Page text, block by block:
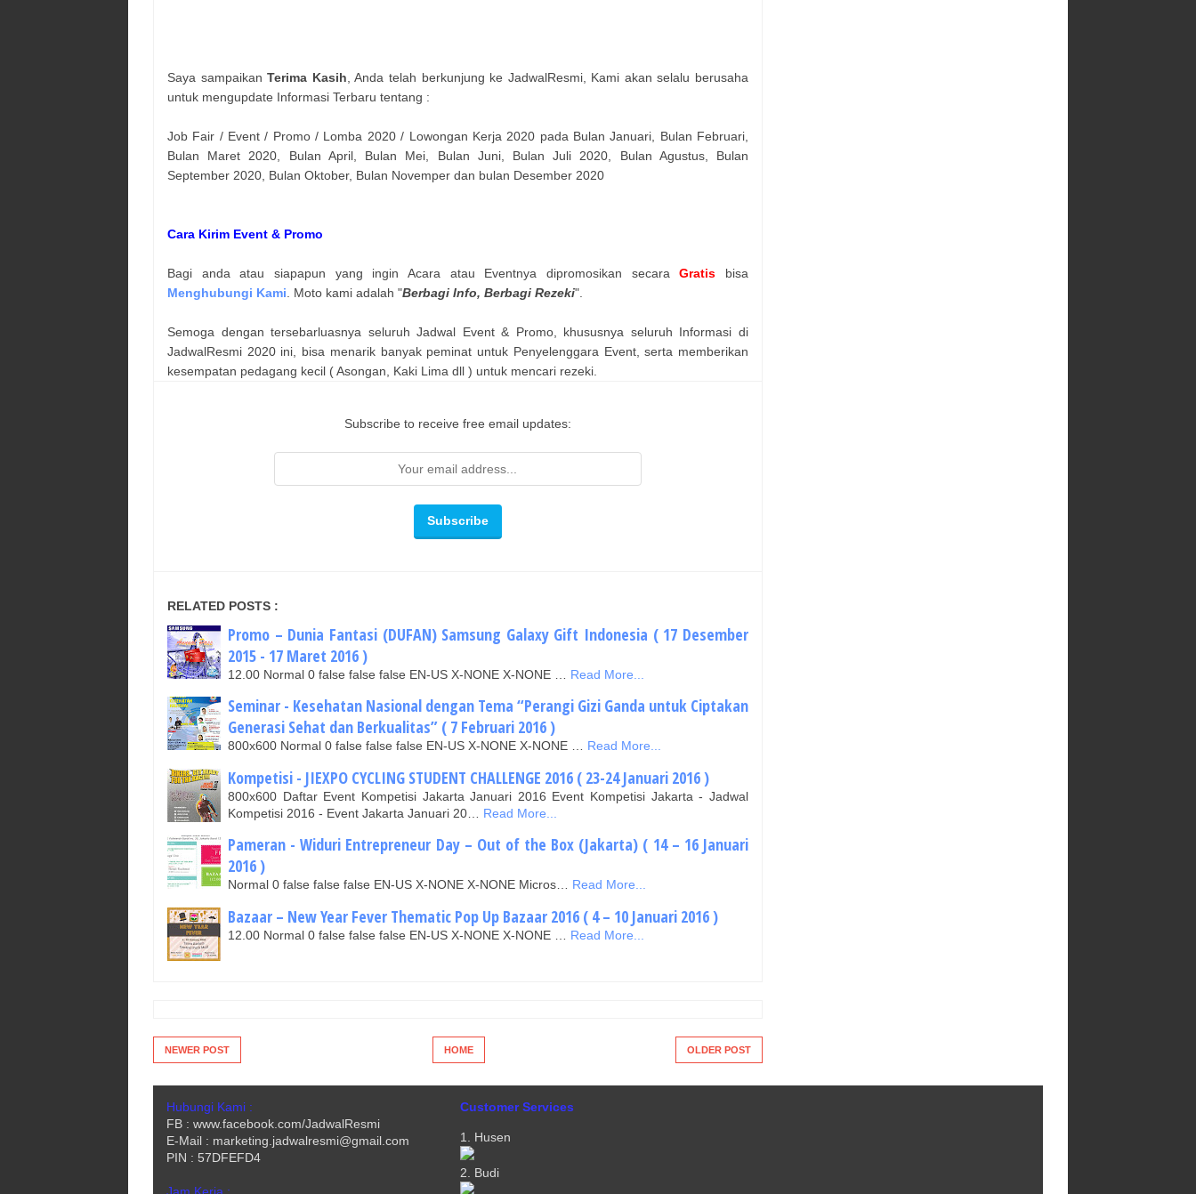
Saya sampaikanTerima Kasih , Anda telah berkunjung ke JadwalResmi, Kami akan selalu berusaha
untuk mengupdate Informasi Terbaru tentang :
Job Fair / Event / Promo / Lomba 2020 / Lowongan Kerja 2020 pada Bulan Januari, Bulan Februari,
Bulan Maret 2020, Bulan April, Bulan Mei, Bulan Juni, Bulan Juli 2020, Bulan Agustus, Bulan
September 2020, Bulan Oktober, Bulan Novemper dan bulan Desember 2020
Cara Kirim Event & Promo
Bagi anda atau siapapun yang ingin Acara atau Eventnya dipromosikan secaraGratis bisa
Menghubungi Kami . Moto kami adalah "Berbagi Info, Berbagi Rezeki".
Semoga dengan tersebarluasnya seluruh Jadwal Event & Promo, khususnya seluruh Informasi di
JadwalResmi 2020 ini, bisa menarik banyak peminat untuk Penyelenggara Event, serta memberikan
kesempatan pedagang kecil ( Asongan, Kaki Lima dll ) untuk mencari rezeki.
Subscribe to receive free email updates:
RELATED POSTS :
Promo – Dunia Fantasi (DUFAN) Samsung Galaxy Gift Indonesia ( 17 Desember
2015 - 17 Maret 2016 )
12.00 Normal 0 false false false EN-US X-NONE X-NONE … Read More...
Seminar - Kesehatan Nasional dengan Tema “Perangi Gizi Ganda untuk Ciptakan
Generasi Sehat dan Berkualitas” ( 7 Februari 2016 )
800x600 Normal 0 false false false EN-US X-NONE X-NONE … Read More...
Kompetisi - JIEXPO CYCLING STUDENT CHALLENGE 2016 ( 23-24 Januari 2016 )
800x600 Daftar Event Kompetisi Jakarta Januari 2016 Event Kompetisi Jakarta - Jadwal
Kompetisi 2016 - Event Jakarta Januari 20…
Read More...
Pameran - Widuri Entrepreneur Day – Out of the Box (Jakarta) ( 14 – 16 Januari
2016 )
Normal 0 false false false EN-US X-NONE X-NONE Micros… Read More...
Bazaar – New Year Fever Thematic Pop Up Bazaar 2016 ( 4 – 10 Januari 2016 )
12.00 Normal 0 false false false EN-US X-NONE X-NONE … Read More...
NEWER POST OLDER POST
HOME
Hubungi Kami :
FB : www.facebook.com/JadwalResmi
E-Mail : marketing.jadwalresmi@gmail.com
PIN : 57DFEFD4
Customer Services
1. Husen
2. Budi